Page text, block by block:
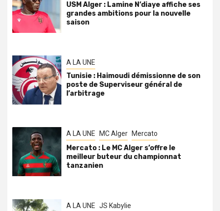
USM Alger : Lamine N’diaye affiche ses
grandes ambitions pour la nouvelle
saison
A LA UNE
Tunisie : Haimoudi démissionne de son
poste de Superviseur général de
l’arbitrage
A LA UNE MC Alger Mercato
Mercato : Le MC Alger s’offre le
meilleur buteur du championnat
tanzanien
A LA UNE JS Kabylie